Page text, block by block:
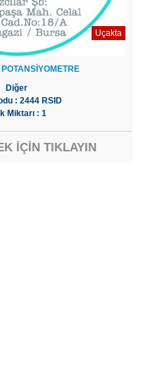
Uçakta
Diğer
: 2444 RSID
Miktarı : 1
İÇİN TIKLAYIN